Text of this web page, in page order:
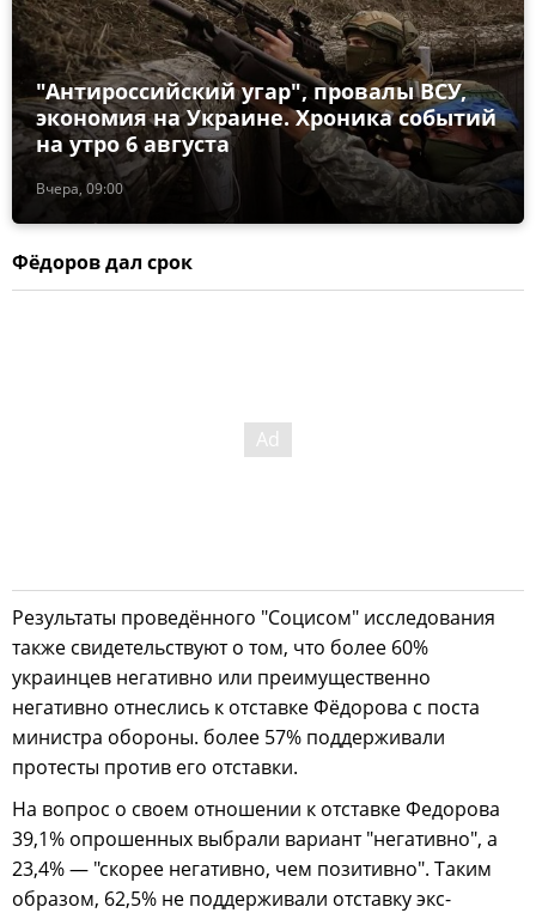
Вчера, 09:00
"Антироссийский угар", провалы ВСУ,
экономия на Украине. Хроника событий
на утро 6 августа
Фёдоров дал срок
Результаты проведённого "Социсом" исследования
также свидетельствуют о том, что более 60%
украинцев негативно или преимущественно
негативно отнеслись к отставке Фёдорова с поста
министра обороны. более 57% поддерживали
протесты против его отставки.
На вопрос о своем отношении к отставке Федорова
39,1% опрошенных выбрали вариант "негативно", а
23,4% — "скорее негативно, чем позитивно". Таким
образом, 62,5% не поддерживали отставку экс-